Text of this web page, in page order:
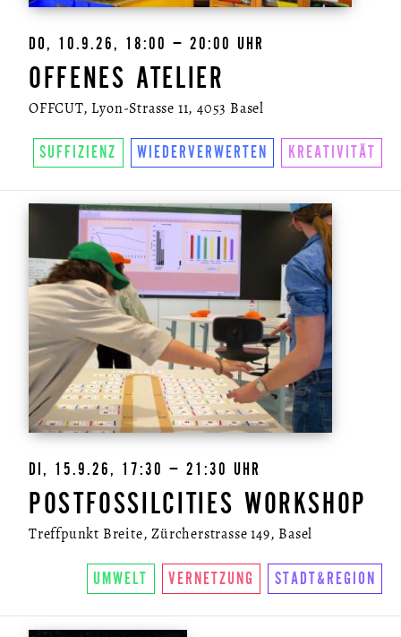
DO, 10.9.26, 18:00 – 20:00 UHR
OFFENES ATELIER
OFFCUT, Lyon-Strasse 11, 4053 Basel
SUFFIZIENZ WIEDERVERWERTEN KREATIVITÄT
DI, 15.9.26, 17:30 – 21:30 UHR
POSTFOSSILCITIES WORKSHOP
Treffpunkt Breite, Zürcherstrasse 149, Basel
UMWELT VERNETZUNG STADT&REGION